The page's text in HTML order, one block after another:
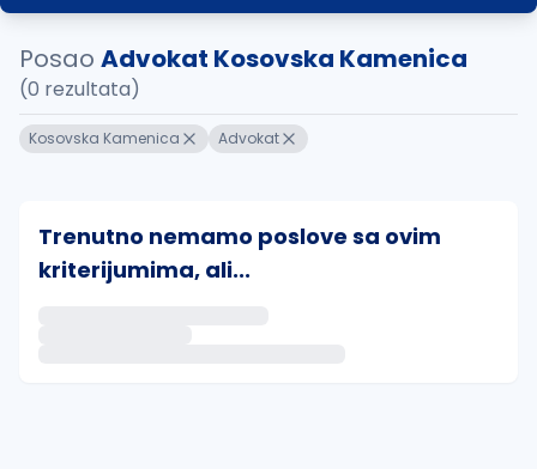
Posao Advokat Kosovska Kamenica
(0 rezultata)
Kosovska Kamenica Advokat
Trenutno nemamo poslove sa ovim
kriterijumima, ali...